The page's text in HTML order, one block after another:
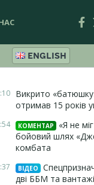
ENGLISH
Викрито
отримав 15 років
КОМЕНТАР
«Я не
бойовий шлях
комбата
ВІДЕО
дві ББМ та